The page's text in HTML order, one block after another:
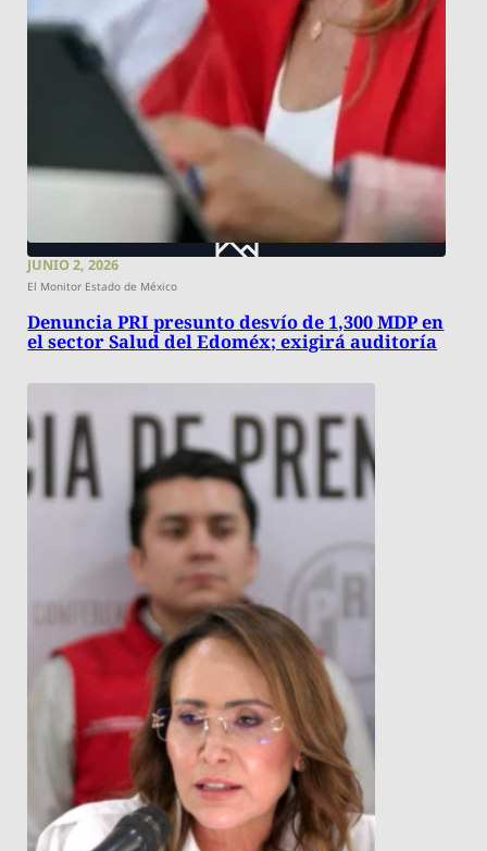
JUNIO 2, 2026
El Monitor Estado de México
Denuncia PRI presunto desvío de 1,300 MDP en
el sector Salud del Edoméx; exigirá auditoría